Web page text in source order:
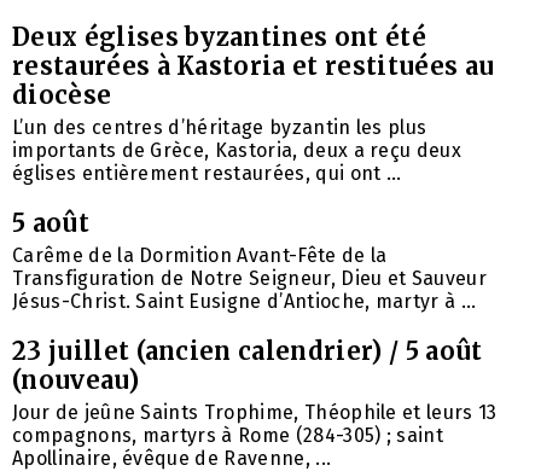
Deux églises byzantines ont été
restaurées à Kastoria et restituées au
diocèse
L’un des centres d’héritage byzantin les plus
importants de Grèce, Kastoria, deux a reçu deux
églises entièrement restaurées, qui ont ...
5 août
Carême de la Dormition Avant-Fête de la
Transfiguration de Notre Seigneur, Dieu et Sauveur
Jésus-Christ. Saint Eusigne d’Antioche, martyr à ...
23 juillet (ancien calendrier) / 5 août
(nouveau)
Jour de jeûne Saints Trophime, Théophile et leurs 13
compagnons, martyrs à Rome (284-305) ; saint
Apollinaire, évêque de Ravenne, ...